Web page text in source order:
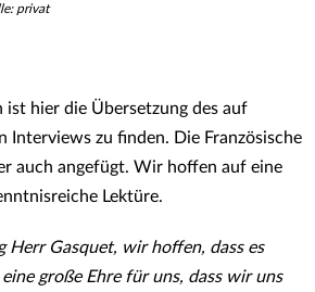
privat
ist hier die Übersetzung des auf
Interviews zu finden. Die Französische
auch angefügt. Wir hoffen auf eine
Lektüre.
Herr Gasquet, wir hoffen, dass es
große Ehre für uns, dass wir uns